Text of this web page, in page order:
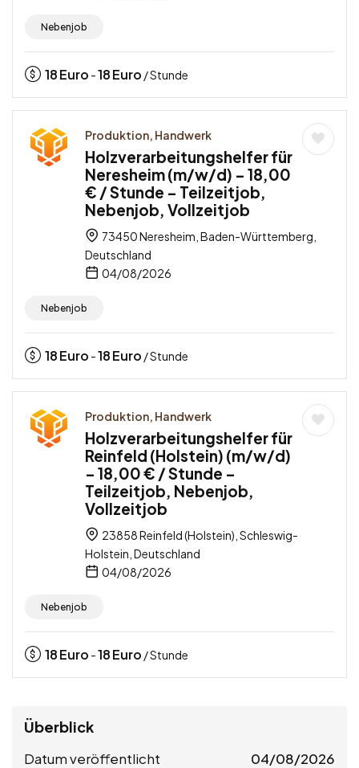
Nebenjob
18Euro -18Euro / Stunde
Produktion, Handwerk
Holzverarbeitungshelfer für
Neresheim (m/w/d) – 18,00
€ / Stunde – Teilzeitjob,
Nebenjob, Vollzeitjob
73450 Neresheim, Baden-Württemberg,
Deutschland
04/08/2026
Nebenjob
18Euro -18Euro / Stunde
Produktion, Handwerk
Holzverarbeitungshelfer für
Reinfeld (Holstein) (m/w/d)
– 18,00 € / Stunde –
Teilzeitjob, Nebenjob,
Vollzeitjob
23858 Reinfeld (Holstein), Schleswig-
Holstein, Deutschland
04/08/2026
Nebenjob
18Euro -18Euro / Stunde
Überblick
Datum veröffentlicht 04/08/2026